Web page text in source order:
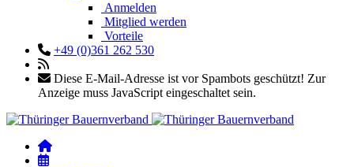
Anmelden
Mitglied werden
Vorteile
+49 (0)361 262 530
Diese E-Mail-Adresse ist vor Spambots geschützt! Zur
Anzeige muss JavaScript eingeschaltet sein.